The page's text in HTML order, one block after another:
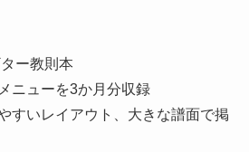
ー教則本
ニューを3か月分収録
すいレイアウト、大きな譜面で掲